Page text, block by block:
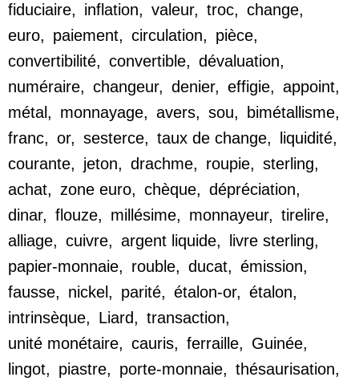
fiduciaire, inflation, valeur, troc, change,
euro, paiement, circulation, pièce,
convertibilité, convertible, dévaluation,
numéraire, changeur, denier, effigie, appoint,
métal, monnayage, avers, sou, bimétallisme,
franc, or, sesterce, taux de change, liquidité,
courante, jeton, drachme, roupie, sterling,
achat, zone euro, chèque, dépréciation,
dinar, flouze, millésime, monnayeur, tirelire,
alliage, cuivre, argent liquide, livre sterling,
papier-monnaie, rouble, ducat, émission,
fausse, nickel, parité, étalon-or, étalon,
intrinsèque, Liard, transaction,
unité monétaire, cauris, ferraille, Guinée,
lingot, piastre, porte-monnaie, thésaurisation,